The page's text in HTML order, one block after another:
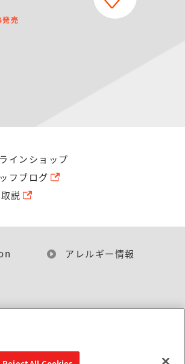
発売
インショップ
フブログ
説
アレルギー情報